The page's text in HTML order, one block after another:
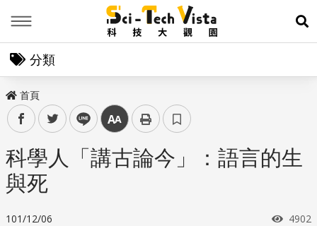
展
分類
首頁
facebooktwitter line 中
科學人「講古論今」：語言的生
與死
101/12/06 瀏覽
4902